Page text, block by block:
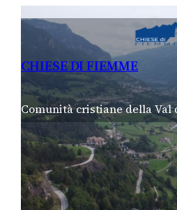
CHIESE DI FIEMME
Comunità cristiane della Val